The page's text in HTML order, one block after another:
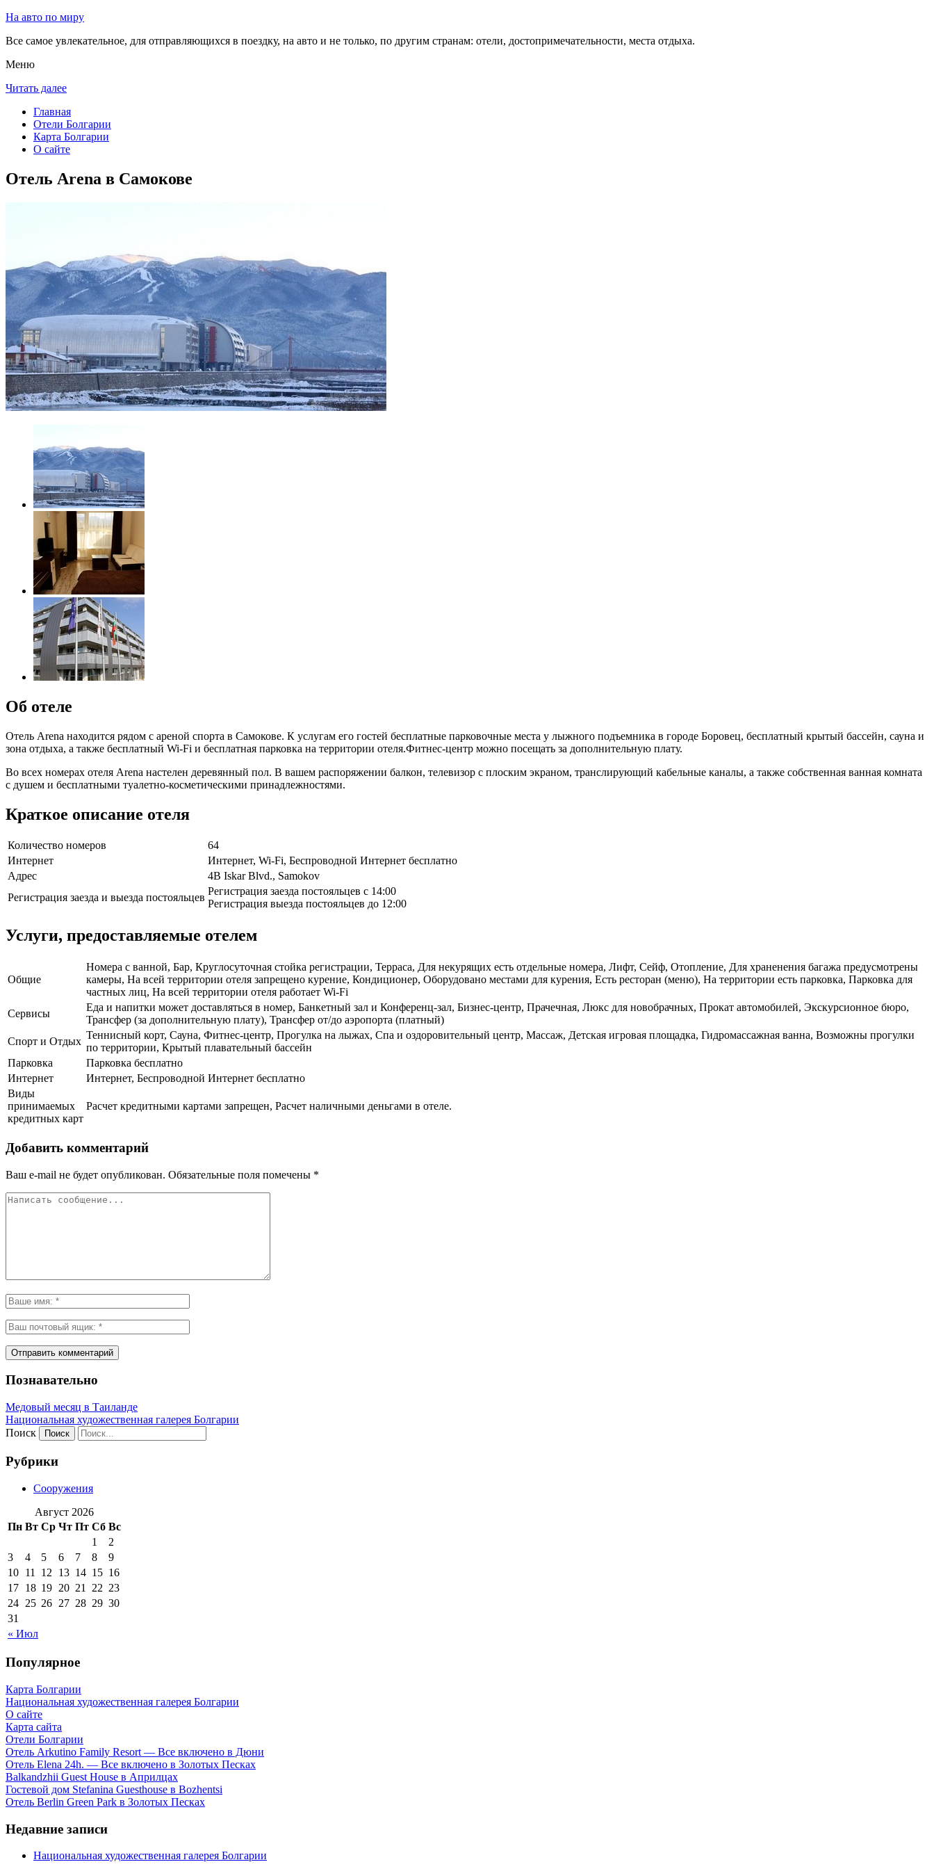
На авто по миру
Все самое увлекательное, для отправляющихся в поездку, на авто и не только, по другим странам: отели, достопримечательности, места отдыха.
Меню
Читать далее
Главная
Отели Болгарии
Карта Болгарии
О сайте
Отель Arena в Самокове
Об отеле
Отель Arena находится рядом с ареной спорта в Самокове. К услугам его гостей бесплатные парковочные места у лыжного подъемника в городе Боровец, бесплатный крытый бассейн, сауна и
зона отдыха, а также бесплатный Wi-Fi и бесплатная парковка на территории отеля.Фитнес-центр можно посещать за дополнительную плату.
Во всех номерах отеля Arena настелен деревянный пол. В вашем распоряжении балкон, телевизор с плоским экраном, транслирующий кабельные каналы, а также собственная ванная комната
с душем и бесплатными туалетно-косметическими принадлежностями.
Краткое описание отеля
Количество номеров
64
Интернет
Интернет, Wi-Fi, Беспроводной Интернет бесплатно
Адрес
4B Iskar Blvd., Samokov
Регистрация заезда и выезда постояльцев
Регистрация заезда постояльцев с 14:00
Регистрация выезда постояльцев до 12:00
Услуги, предоставляемые отелем
Общие
Номера с ванной, Бар, Круглосуточная стойка регистрации, Терраса, Для некурящих есть отдельные номера, Лифт, Сейф, Отопление, Для храненения багажа предусмотрены
камеры, На всей территории отеля запрещено курение, Кондиционер, Оборудовано местами для курения, Есть ресторан (меню), На территории есть парковка, Парковка для
частных лиц, На всей территории отеля работает Wi-Fi
Сервисы
Еда и напитки может доставляться в номер, Банкетный зал и Конференц-зал, Бизнес-центр, Прачечная, Люкс для новобрачных, Прокат автомобилей, Экскурсионное бюро,
Трансфер (за дополнительную плату), Трансфер от/до аэропорта (платный)
Спорт и Отдых
Теннисный корт, Сауна, Фитнес-центр, Прогулка на лыжах, Спа и оздоровительный центр, Массаж, Детская игровая площадка, Гидромассажная ванна, Возможны прогулки
по территории, Крытый плавательный бассейн
Парковка
Парковка бесплатно
Интернет
Интернет, Беспроводной Интернет бесплатно
Виды
принимаемых
кредитных карт
Расчет кредитными картами запрещен, Расчет наличными деньгами в отеле.
Добавить комментарий
Ваш e-mail не будет опубликован. Обязательные поля помечены *
Познавательно
Медовый месяц в Таиланде
Национальная художественная галерея Болгарии
Поиск
Рубрики
Сооружения
Август 2026
Пн Вт Ср Чт Пт Сб Вс
« Июл
1
2
3
4 5 6 7 8
9
10 11 12 13 14 15 16
17 18 19 20 21 22 23
24 25 26 27 28 29 30
31
Популярное
Карта Болгарии
Национальная художественная галерея Болгарии
О сайте
Карта сайта
Отели Болгарии
Отель Arkutino Family Resort — Все включено в Дюни
Отель Elena 24h. — Все включено в Золотых Песках
Balkandzhii Guest House в Априлцах
Гостевой дом Stefanina Guesthouse в Bozhentsi
Отель Berlin Green Park в Золотых Песках
Недавние записи
Национальная художественная галерея Болгарии